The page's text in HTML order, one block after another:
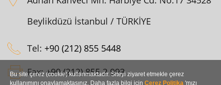
Beylikdüzü İstanbul / TÜRKİYE
Tel: +90 (212) 855 5448
Fax:+90 (212) 855 2 993
Bu site çerez (cookie) kullanmaktadır. Siteyi ziyaret etmekle çerez
kullanımını onaylamaktasınız. Daha fazla bilgi için Çerez Politika 'mızı